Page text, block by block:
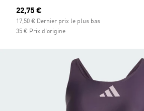
Prix actuel
22,75 €
17,50 € Dernier prix le plus bas
35 € Prix d'origine